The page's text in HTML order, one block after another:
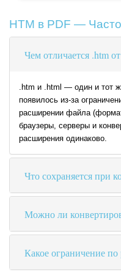
HTM в PDF —
Чем отличается .htm
.htm и .html — один и тот
появилось из-за
расширении файла
браузеры, серверы и
расширения одинаково.
Что сохраняется при
Можно ли
Какое ограничение по